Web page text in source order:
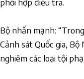
Bộ nhấn mạnh:
Cảnh sát Quốc gia,
nghiêm các loại tội